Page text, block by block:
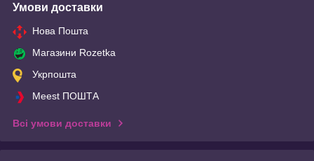
Умови доставки
Нова Пошта
Магазини Rozetka
Укрпошта
Meest ПОШТА
Всі умови доставки